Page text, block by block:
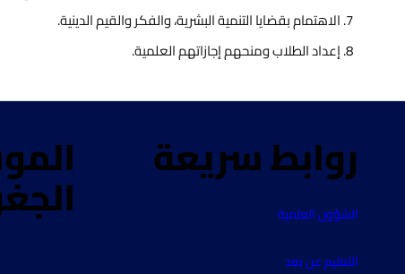
الاهتمام بقضايا التنمية البشرية، والفكر والقيم الدينية.
إعداد الطلاب ومنحهم إجازاتهم العلمية.
روابط سريعة
الشؤون العلمية
التعليم عن بعد